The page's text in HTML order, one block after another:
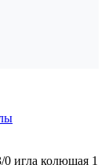
игла колющая 1